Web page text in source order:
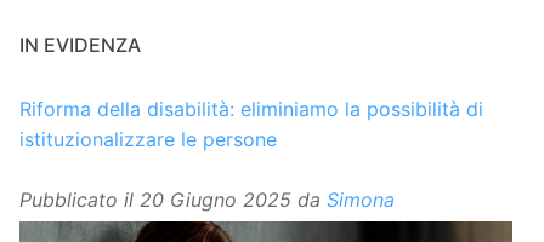
IN EVIDENZA
Riforma della disabilità: eliminiamo la possibilità di
istituzionalizzare le persone
Pubblicato il 20 Giugno 2025 da Simona